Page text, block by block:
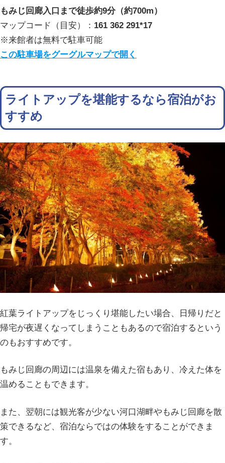
もみじ回廊入口まで徒歩約9分（約700m）
マップコード（目安）： 161 362 291*17
※来館者は無料で駐車可能
この駐車場をグーグルマップで開く
ライトアップを堪能するなら宿泊がお
すすめ
紅葉ライトアップをじっくり堪能したい場合、日帰りだと
帰宅が夜遅くなってしまうこともあるので宿泊するという
のもおすすめです。
もみじ回廊の周辺には温泉を備えた宿もあり、冷えた体を
温めることもできます。
また、翌朝には観光客が少ない河口湖畔やもみじ回廊を散
策できるなど、宿泊ならではの体験をすることができま
す。